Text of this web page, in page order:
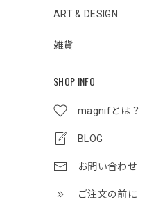
ART & DESIGN
雑貨
SHOP INFO
magnifとは？
BLOG
お問い合わせ
ご注文の前に